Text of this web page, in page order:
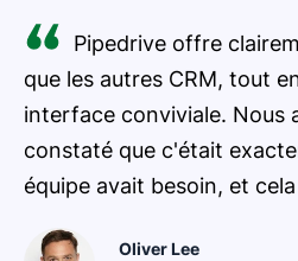
Pipedrive offre
que les autres CRM, tout
interface conviviale. Nous
constaté que c'était
équipe avait besoin, et
Oliver Lee